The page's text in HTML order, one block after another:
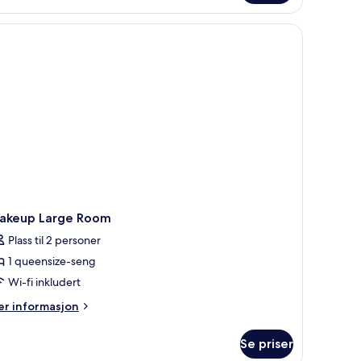
og lydisolert
Large Room
Plass til 2 personer
1 queensize-seng
Wi-fi inkludert
informasjon
Se priser